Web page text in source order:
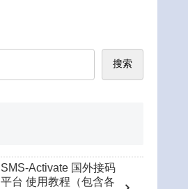
搜索
SMS-Activate 国外接码
平台 使用教程（包含各